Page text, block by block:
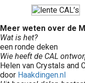
Meer weten over de
Wat is het?
een ronde deken
Wie heeft de CAL
Helen van Crystals and
door Haakdingen.nl